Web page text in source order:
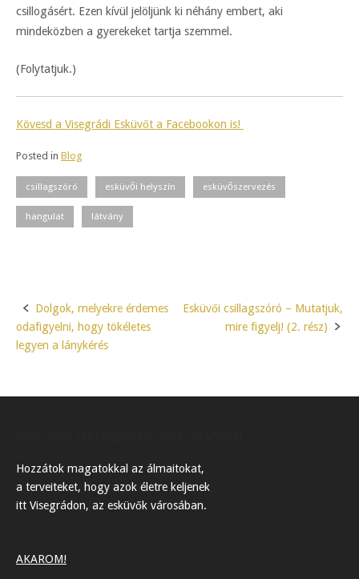
csillogásért. Ezen kívül jelöljünk ki néhány embert, aki
mindeközben a gyerekeket tartja szemmel.
(Folytatjuk.)
Kövesd a Visegrádi Esküvőt a Facebookon is!
Posted in Blog
csillagszóró esküvői helyszín esküvőszervezés
hangulat látvány
Post
navigation
Dolgok, melyekre érdemes
odafigyelni, hogy tökéletes
legyen a lánykérés
Esküvői csillagszóró – Mutatjuk,
mire figyelj! (2. rész)
Hozzátok magatokkal az álmaitokat,
a terveiteket, hogy azok életre keljenek
itt Visegrádon, az esküvők városában.
AKAROM!